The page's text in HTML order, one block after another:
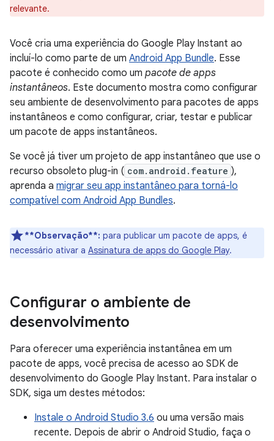
relevante.
Você cria uma experiência do Google Play Instant ao
incluí-lo como parte de um Android App Bundle. Esse
pacote é conhecido como um pacote de apps
instantâneos. Este documento mostra como configurar
seu ambiente de desenvolvimento para pacotes de apps
instantâneos e como configurar, criar, testar e publicar
um pacote de apps instantâneos.
Se você já tiver um projeto de app instantâneo que use o
recurso obsoleto plug-in ( com.android.feature ),
aprenda a migrar seu app instantâneo para torná-lo
compatível com Android App Bundles.
**Observação**: para publicar um pacote de apps, é
necessário ativar a Assinatura de apps do Google Play.
Configurar o ambiente de
desenvolvimento
Para oferecer uma experiência instantânea em um
pacote de apps, você precisa de acesso ao SDK de
desenvolvimento do Google Play Instant. Para instalar o
SDK, siga um destes métodos:
Instale o Android Studio 3.6 ou uma versão mais
recente. Depois de abrir o Android Studio, faça o